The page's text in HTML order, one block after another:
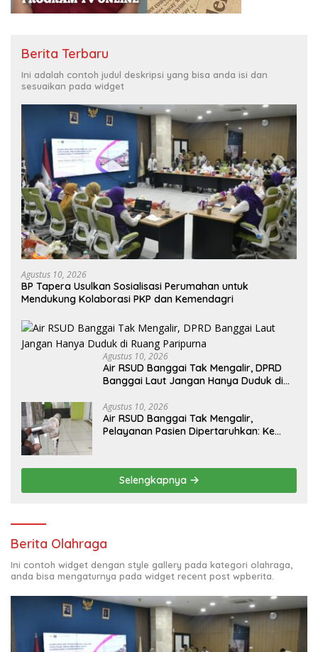
Berita Terbaru
Ini adalah contoh judul deskripsi yang bisa anda isi dan
sesuaikan pada widget
Agustus 10, 2026
BP Tapera Usulkan Sosialisasi Perumahan untuk
Mendukung Kolaborasi PKP dan Kemendagri
Agustus 10, 2026
Air RSUD Banggai Tak Mengalir, DPRD
Banggai Laut Jangan Hanya Duduk di
Agustus 10, 2026
Air RSUD Banggai Tak Mengalir,
Pelayanan Pasien Dipertaruhkan: Ke
Selengkapnya
Berita Olahraga
Ini contoh widget dengan style gallery pada kategori olahraga,
anda bisa mengaturnya pada widget recent post wpberita.